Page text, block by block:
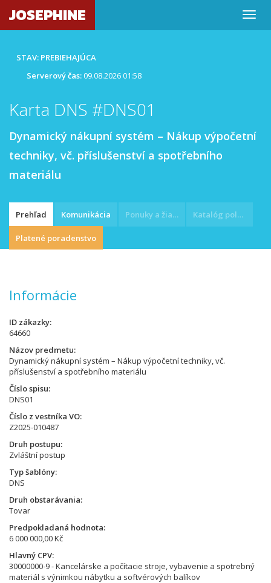
JOSEPHINE
STAV: PREBIEHAJÚCA
Serverový čas:09.08.2026 01:58
Karta DNS #DNS01
Dynamický nákupní systém – Nákup výpočetní
techniky, vč. příslušenství a spotřebního
materiálu
Prehľad Komunikácia Ponuky a žiadosti Katalóg položiek
Platené poradenstvo
Informácie
ID zákazky
64660
Názov predmetu
Dynamický nákupní systém – Nákup výpočetní techniky, vč.
příslušenství a spotřebního materiálu
Číslo spisu
DNS01
Číslo z vestníka VO
Z2025-010487
Druh postupu
Zvláštní postup
Typ šablóny
DNS
Druh obstarávania
Tovar
Predpokladaná hodnota
6 000 000,00 Kč
Hlavný CPV
30000000-9 - Kancelárske a počítacie stroje, vybavenie a spotrebný
materiál s výnimkou nábytku a softvérových balíkov